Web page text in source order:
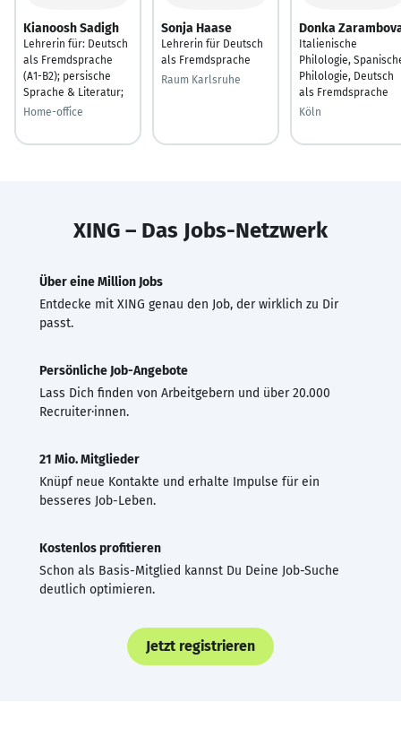
Kianoosh Sadigh
Lehrerin für: Deutsch
als Fremdsprache
(A1-B2); persische
Sprache & Literatur;
Home-office
Sonja Haase
Lehrerin für Deutsch
als Fremdsprache
Raum Karlsruhe
Donka
Italienische
Philologie,
Philologie, Deutsch
als Fremdsprache
Köln
XING – Das Jobs-Netzwerk
Über eine Million Jobs
Entdecke mit XING genau den Job, der wirklich zu Dir
passt.
Persönliche Job-Angebote
Lass Dich finden von Arbeitgebern und über 20.000
Recruiter·innen.
21 Mio. Mitglieder
Knüpf neue Kontakte und erhalte Impulse für ein
besseres Job-Leben.
Kostenlos profitieren
Schon als Basis-Mitglied kannst Du Deine Job-Suche
deutlich optimieren.
Jetzt registrieren